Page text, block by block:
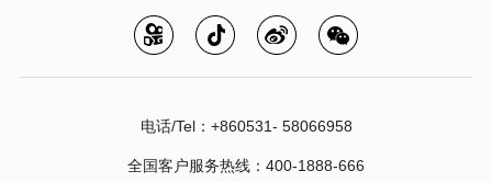
电话/Tel：+860531- 58066958
全国客户服务热线：400-1888-666